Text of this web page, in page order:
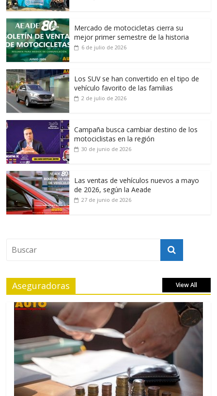
Mercado de motocicletas cierra su
mejor primer semestre de la historia
6 de julio de 2026
Los SUV se han convertido en el tipo de
vehículo favorito de las familias
2 de julio de 2026
Campaña busca cambiar destino de los
motociclistas en la región
30 de junio de 2026
Las ventas de vehículos nuevos a mayo
de 2026, según la Aeade
27 de junio de 2026
Aseguradoras View All